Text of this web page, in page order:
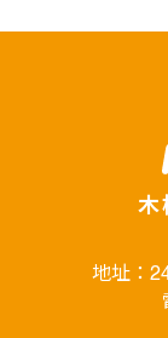
木
地址：